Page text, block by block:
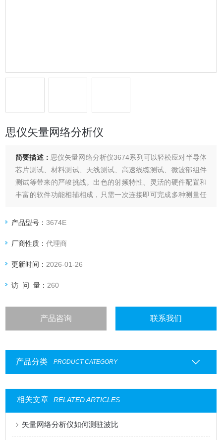
思仪矢量网络分析仪
简要描述： 思仪矢量网络分析仪3674系列可以轻松应对半导体
芯片测试、材料测试、天线测试、高速线缆测试、微波部组件
测试等带来的严峻挑战。出色的射频特性、灵活的硬件配置和
丰富的软件功能相辅相成，只需一次连接即可完成多种测量任
设置，超大触摸屏为您带来灵活、高效的操作体验。
产品型号：3674E
厂商性质：代理商
更新时间： 2026-01-26
访 问 量： 260
产品咨询 联系我们
产品分类 PRODUCT CATEGORY
相关文章 RELATED ARTICLES
矢量网络分析仪如何测驻波比